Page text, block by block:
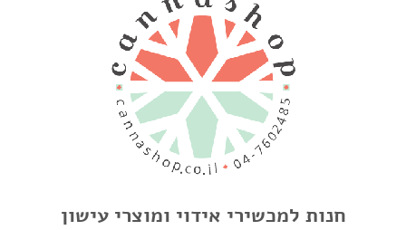
חנות למכשירי אידוי ומוצרי עישון
כלי ערבוב זכוכית
סיכת ניקוי / כלי ערבוב מזכוכית לבחישה וריקון של קערת ציקלון